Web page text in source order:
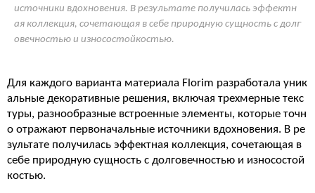
источники вдохновения. В результате получилась эффектн
ая коллекция, сочетающая в себе природную сущность с долг
овечностью и износостойкостью.
Для каждого варианта материала Florim разработала уник
альные декоративные решения, включая трехмерные текс
туры, разнообразные встроенные элементы, которые точн
о отражают первоначальные источники вдохновения. В ре
зультате получилась эффектная коллекция, сочетающая в
себе природную сущность с долговечностью и износостой
костью.